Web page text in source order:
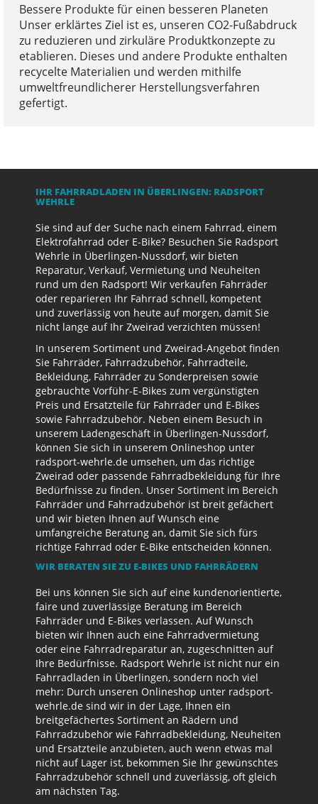
Bessere Produkte für einen besseren Planeten
Unser erklärtes Ziel ist es, unseren CO2-Fußabdruck
zu reduzieren und zirkuläre Produktkonzepte zu
etablieren. Dieses und andere Produkte enthalten
recycelte Materialien und werden mithilfe
umweltfreundlicherer Herstellungsverfahren
gefertigt.
IHR FAHRRADLADEN IN ÜBERLINGEN: RADSPORT
WEHRLE
Sie sind auf der Suche nach einem Fahrrad, einem
Elektrofahrrad oder E-Bike? Besuchen Sie Radsport
Wehrle in Überlingen-Nussdorf, wir bieten
Reparatur, Verkauf, Vermietung und Neuheiten
rund um den Radsport! Wir verkaufen Fahrräder
oder reparieren Ihr Fahrrad schnell, kompetent
und zuverlässig von heute auf morgen, damit Sie
nicht lange auf Ihr Zweirad verzichten müssen!
In unserem Sortiment und Zweirad-Angebot finden
Sie Fahrräder, Fahrradzubehör, Fahrradteile,
Bekleidung, Fahrräder zu Sonderpreisen sowie
gebrauchte Vorführ-E-Bikes zum vergünstigten
Preis und Ersatzteile für Fahrräder und E-Bikes
sowie Fahrradzubehör. Neben einem Besuch in
unserem Ladengeschäft in Überlingen-Nussdorf,
können Sie sich in unserem Onlineshop unter
radsport-wehrle.de umsehen, um das richtige
Zweirad oder passende Fahrradbekleidung für Ihre
Bedürfnisse zu finden. Unser Sortiment im Bereich
Fahrräder und Fahrradzubehör ist breit gefächert
und wir bieten Ihnen auf Wunsch eine
umfangreiche Beratung an, damit Sie sich fürs
richtige Fahrrad oder E-Bike entscheiden können.
WIR BERATEN SIE ZU E-BIKES UND FAHRRÄDERN
Bei uns können Sie sich auf eine kundenorientierte,
faire und zuverlässige Beratung im Bereich
Fahrräder und E-Bikes verlassen. Auf Wunsch
bieten wir Ihnen auch eine Fahrradvermietung
oder eine Fahrradreparatur an, zugeschnitten auf
Ihre Bedürfnisse. Radsport Wehrle ist nicht nur ein
Fahrradladen in Überlingen, sondern noch viel
mehr: Durch unseren Onlineshop unter radsport-
wehrle.de sind wir in der Lage, Ihnen ein
breitgefächertes Sortiment an Rädern und
Fahrradzubehör wie Fahrradbekleidung, Neuheiten
und Ersatzteile anzubieten, auch wenn etwas mal
nicht auf Lager ist, bekommen Sie Ihr gewünschtes
Fahrradzubehör schnell und zuverlässig, oft gleich
am nächsten Tag.